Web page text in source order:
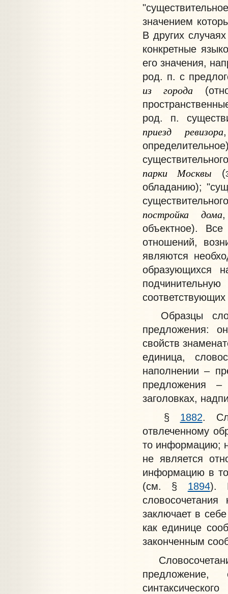
значением
В других
конкретные
его значения,
род. п. с
из города
род. п.
приезд ревизора
парки Москвы
обладанию);
постройка дома
объектное).
отношений,
являются
образующихся
Образцы
предложения:
свойств
единица,
наполнении –
предложения
заголовках,
§ 1882.
отвлеченному
то информацию;
не является
информацию в
(см. § 1894).
заключает в
как единице
законченным